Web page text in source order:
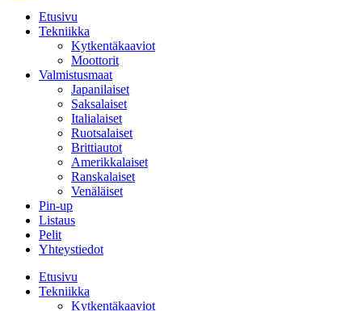
Etusivu
Tekniikka
Kytkentäkaaviot
Moottorit
Valmistusmaat
Japanilaiset
Saksalaiset
Italialaiset
Ruotsalaiset
Brittiautot
Amerikkalaiset
Ranskalaiset
Venäläiset
Pin-up
Listaus
Pelit
Yhteystiedot
Etusivu
Tekniikka
Kytkentäkaaviot